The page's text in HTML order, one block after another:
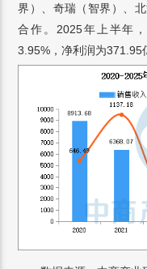
界）、奇瑞（智界）、
合作。2025年上半年
3.95%，净利润为371.95